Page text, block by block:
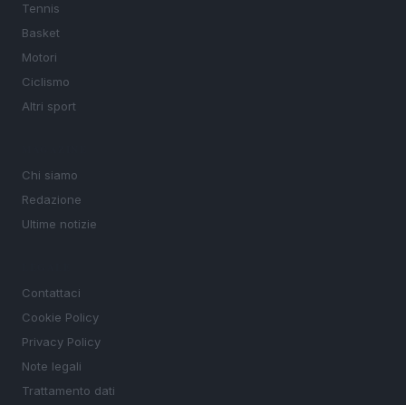
Tennis
Basket
Motori
Ciclismo
Altri sport
Chi siamo
Redazione
Ultime notizie
Contattaci
Cookie Policy
Privacy Policy
Note legali
Trattamento dati